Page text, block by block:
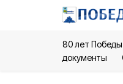
80 лет Победы
документы